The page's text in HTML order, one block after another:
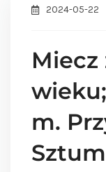
2024-05-22
Miecz
m.